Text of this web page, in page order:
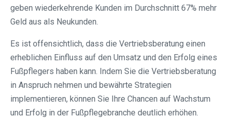
geben wiederkehrende Kunden im Durchschnitt 67% mehr
Geld aus als Neukunden.
Es ist offensichtlich, dass die Vertriebsberatung einen
erheblichen Einfluss auf den Umsatz und den Erfolg eines
Fußpflegers haben kann. Indem Sie die Vertriebsberatung
in Anspruch nehmen und bewährte Strategien
implementieren, können Sie Ihre Chancen auf Wachstum
und Erfolg in der Fußpflegebranche deutlich erhöhen.